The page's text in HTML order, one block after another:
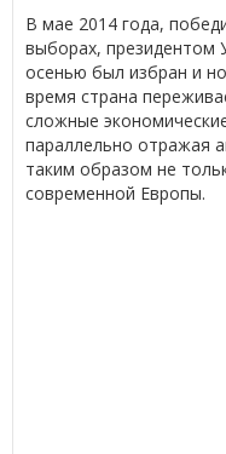
В мае 2014 года,
выборах, президентом
осенью был избран и
время страна
сложные
параллельно отражая
таким образом не
современной Европы.